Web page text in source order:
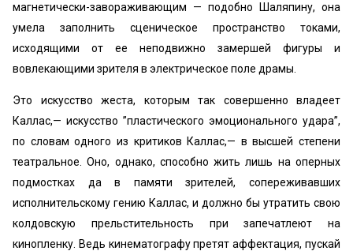
магнетически-завораживающим — подобно Шаляпину, она
умела заполнить сценическое пространство токами,
исходящими от ее неподвижно замершей фигуры и
вовлекающими зрителя в электрическое поле драмы.
Это искусство жеста, которым так совершенно владеет
Каллас,— искусство ’’пластического эмоционального удара”,
по словам одного из критиков Каллас,— в высшей степени
театральное. Оно, однако, способно жить лишь на оперных
подмостках да в памяти зрителей, сопереживавших
исполнительскому гению Каллас, и должно бы утратить свою
колдовскую прельстительность при запечатлеют на
кинопленку. Ведь кинематографу претят аффектация, пускай